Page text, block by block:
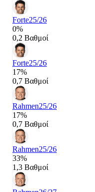
Forte25/26
0%
0,2 Βαθμοί
Forte25/26
17%
0,7 Βαθμοί
Rahmen25/26
17%
0,7 Βαθμοί
Rahmen25/26
33%
1,3 Βαθμοί